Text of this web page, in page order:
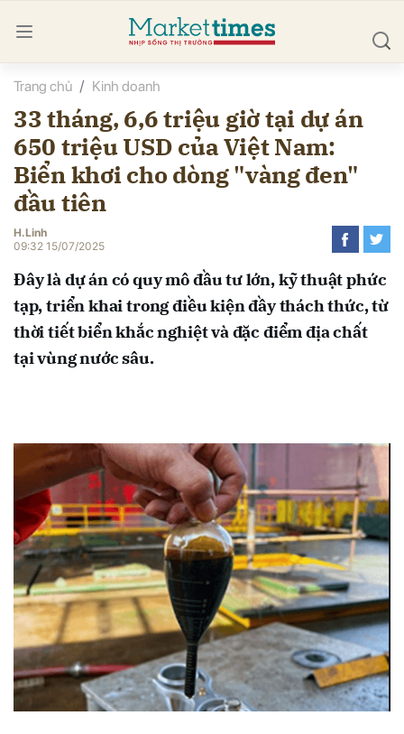
Trang chủ Kinh doanh
33 tháng, 6,6 triệu giờ tại dự án
650 triệu USD của Việt Nam:
Biển khơi cho dòng "vàng đen"
đầu tiên
H.Linh
09:32 15/07/2025
Đây là dự án có quy mô đầu tư lớn, kỹ thuật phức
tạp, triển khai trong điều kiện đầy thách thức, từ
thời tiết biển khắc nghiệt và đặc điểm địa chất
tại vùng nước sâu.
luận